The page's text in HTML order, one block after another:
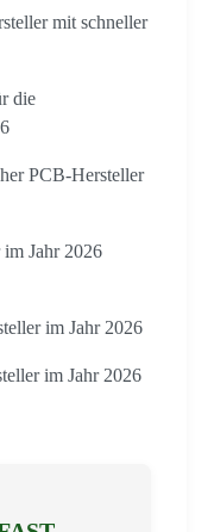
mit schneller
die
PCB-Hersteller
Jahr 2026
im Jahr 2026
im Jahr 2026